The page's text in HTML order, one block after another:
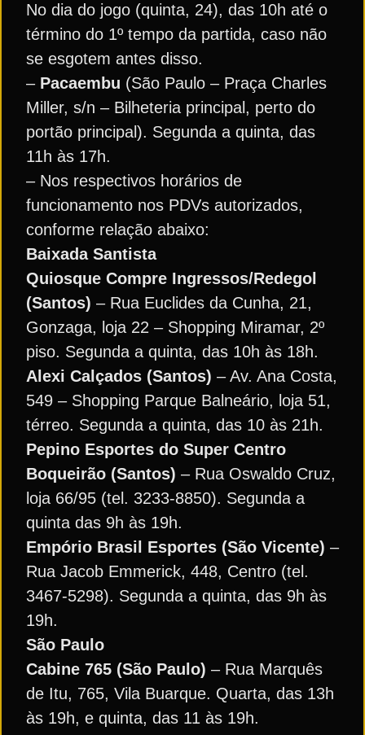
No dia do jogo (quinta, 24), das 10h até o
término do 1º tempo da partida, caso não
se esgotem antes disso.
– Pacaembu (São Paulo – Praça Charles
Miller, s/n – Bilheteria principal, perto do
portão principal). Segunda a quinta, das
11h às 17h.
– Nos respectivos horários de
funcionamento nos PDVs autorizados,
conforme relação abaixo:
Baixada Santista
Quiosque Compre Ingressos/Redegol
(Santos) – Rua Euclides da Cunha, 21,
Gonzaga, loja 22 – Shopping Miramar, 2º
piso. Segunda a quinta, das 10h às 18h.
Alexi Calçados (Santos) – Av. Ana Costa,
549 – Shopping Parque Balneário, loja 51,
térreo. Segunda a quinta, das 10 às 21h.
Pepino Esportes do Super Centro
Boqueirão (Santos) – Rua Oswaldo Cruz,
loja 66/95 (tel. 3233-8850). Segunda a
quinta das 9h às 19h.
Empório Brasil Esportes (São Vicente) –
Rua Jacob Emmerick, 448, Centro (tel.
3467-5298). Segunda a quinta, das 9h às
19h.
São Paulo
Cabine 765 (São Paulo) – Rua Marquês
de Itu, 765, Vila Buarque. Quarta, das 13h
às 19h, e quinta, das 11 às 19h.